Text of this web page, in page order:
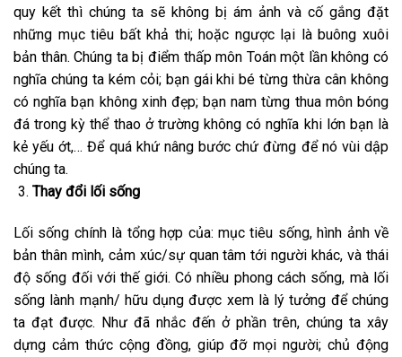
quy kết thì chúng ta sẽ không bị ám ảnh và cố gắng đặt
những mục tiêu bất khả thi; hoặc ngược lại là buông xuôi
bản thân. Chúng ta bị điểm thấp môn Toán một lần không có
nghĩa chúng ta kém cỏi; bạn gái khi bé từng thừa cân không
có nghĩa bạn không xinh đẹp; bạn nam từng thua môn bóng
đá trong kỳ thể thao ở trường không có nghĩa khi lớn bạn là
kẻ yếu ớt,… Để quá khứ nâng bước chứ đừng để nó vùi dập
chúng ta.
Thay đổi lối sống
Lối sống chính là tổng hợp của: mục tiêu sống, hình ảnh về
bản thân mình, cảm xúc/sự quan tâm tới người khác, và thái
độ sống đối với thế giới. Có nhiều phong cách sống, mà lối
sống lành mạnh/ hữu dụng được xem là lý tưởng để chúng
ta đạt được. Như đã nhắc đến ở phần trên, chúng ta xây
dựng cảm thức cộng đồng, giúp đỡ mọi người; chủ động